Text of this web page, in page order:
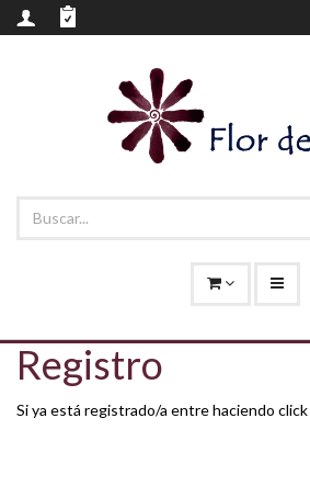
Registro
Si ya está registrado/a entre haciendo click